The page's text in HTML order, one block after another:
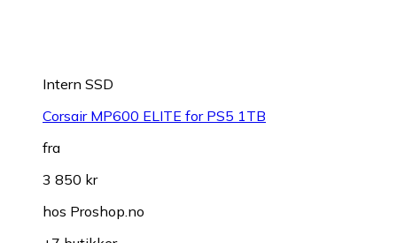
Intern SSD
Corsair MP600 ELITE for PS5 1TB
fra
3 850 kr
hos Proshop.no